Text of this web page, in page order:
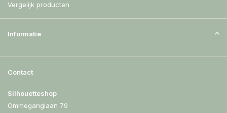
Vergelijk producten
Informatie
Contact
Silhouetteshop
Ommeganglaan 79